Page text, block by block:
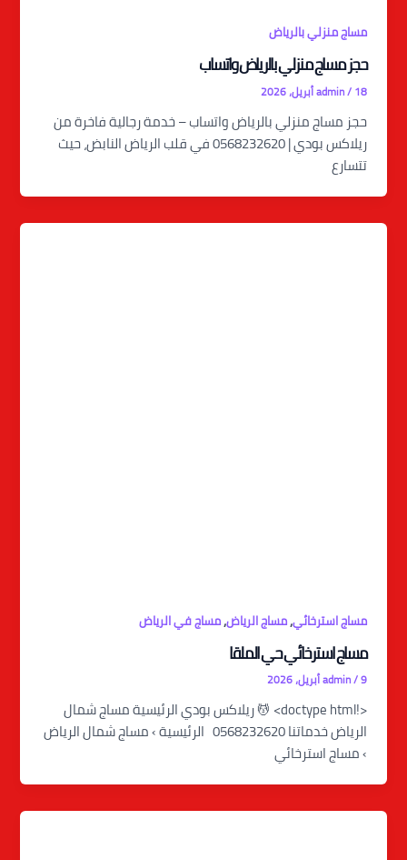
مساج منزلي بالرياض
حجز مساج منزلي بالرياض واتساب
admin/18 أبريل، 2026
حجز مساج منزلي بالرياض واتساب – خدمة رجالية فاخرة من
ريلاكس بودي | 0568232620 في قلب الرياض النابض، حيث
تتسارع
مساج استرخائي,مساج الرياض,مساج في الرياض
مساج استرخائي حي الملقا
admin/9 أبريل، 2026
<!doctype html> 💆 ريلاكس بودي الرئيسية مساج شمال
الرياض خدماتنا 0568232620 الرئيسية › مساج شمال الرياض
› مساج استرخائي